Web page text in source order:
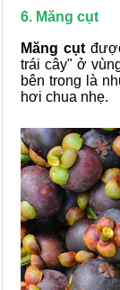
6. Măng cụt
Măng cụt
trái cây" ở
bên trong là
hơi chua nhẹ.